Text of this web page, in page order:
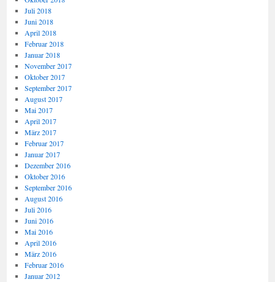
Juli 2018
Juni 2018
April 2018
Februar 2018
Januar 2018
November 2017
Oktober 2017
September 2017
August 2017
Mai 2017
April 2017
März 2017
Februar 2017
Januar 2017
Dezember 2016
Oktober 2016
September 2016
August 2016
Juli 2016
Juni 2016
Mai 2016
April 2016
März 2016
Februar 2016
Januar 2012